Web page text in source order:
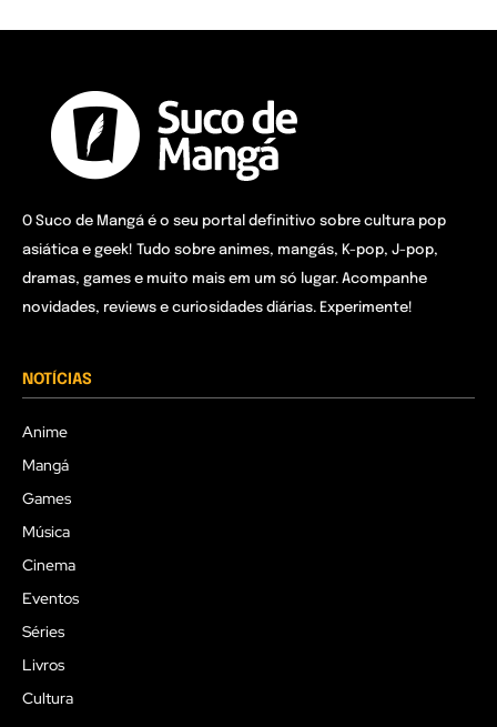
O Suco de Mangá é o seu portal definitivo sobre cultura pop
asiática e geek! Tudo sobre animes, mangás, K-pop, J-pop,
dramas, games e muito mais em um só lugar. Acompanhe
novidades, reviews e curiosidades diárias. Experimente!
NOTÍCIAS
Anime
Mangá
Games
Música
Cinema
Eventos
Séries
Livros
Cultura